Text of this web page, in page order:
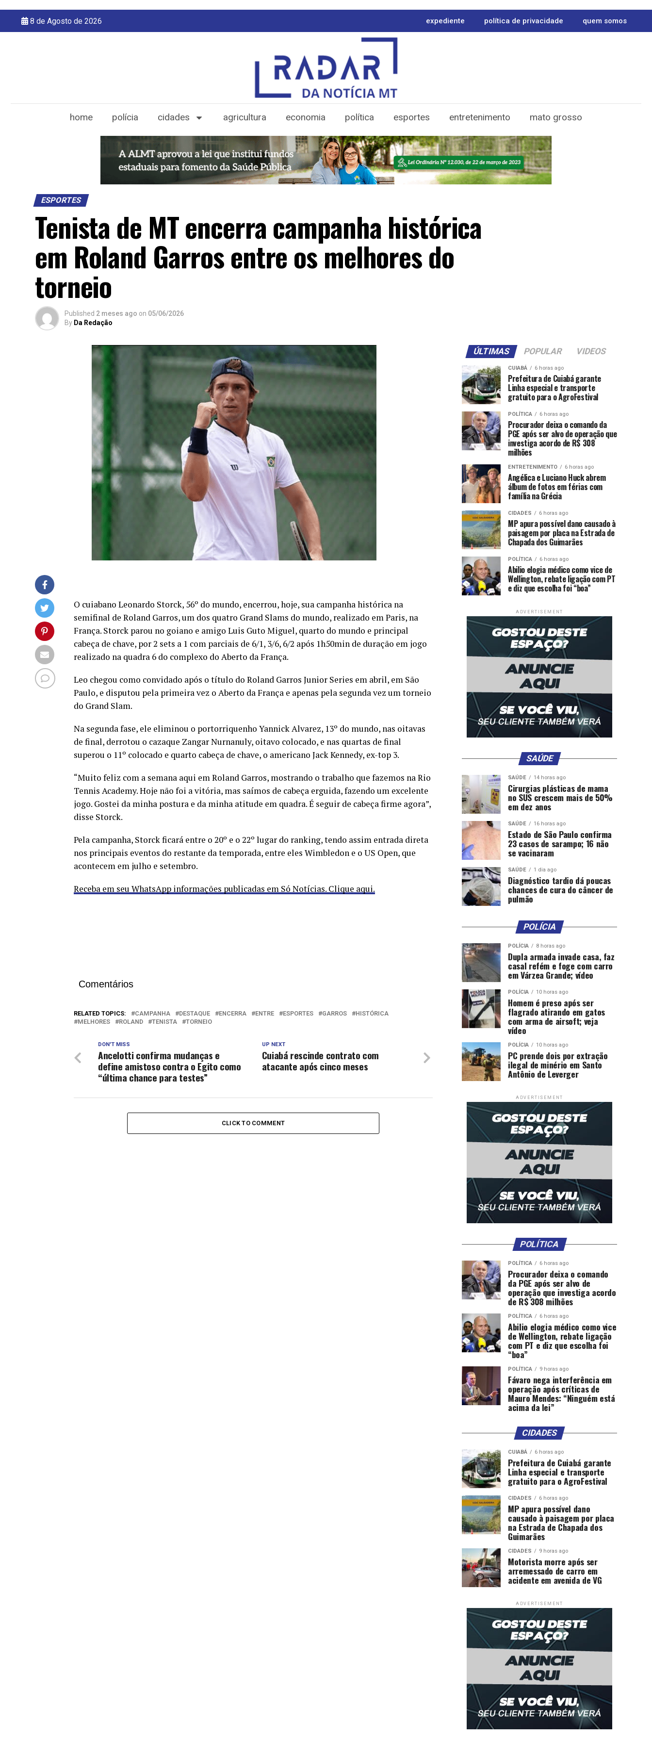
8 de Agosto de 2026 expediente política de privacidade quem somos
home polícia cidades agricultura economia política esportes entretenimento mato grosso
ESPORTES
Tenista de MT encerra campanha histórica
em Roland Garros entre os melhores do
torneio
Published 2 meses ago on 05/06/2026
By Da Redação
O cuiabano Leonardo Storck, 56º do mundo, encerrou, hoje, sua campanha histórica na
semifinal de Roland Garros, um dos quatro Grand Slams do mundo, realizado em Paris, na
França. Storck parou no goiano e amigo Luis Guto Miguel, quarto do mundo e principal
cabeça de chave, por 2 sets a 1 com parciais de 6/1, 3/6, 6/2 após 1h50min de duração em jogo
realizado na quadra 6 do complexo do Aberto da França.
Leo chegou como convidado após o título do Roland Garros Junior Series em abril, em São
Paulo, e disputou pela primeira vez o Aberto da França e apenas pela segunda vez um torneio
do Grand Slam.
Na segunda fase, ele eliminou o portorriquenho Yannick Alvarez, 13º do mundo, nas oitavas
de final, derrotou o cazaque Zangar Nurnanuly, oitavo colocado, e nas quartas de final
superou o 11º colocado e quarto cabeça de chave, o americano Jack Kennedy, ex-top 3.
“Muito feliz com a semana aqui em Roland Garros, mostrando o trabalho que fazemos na Rio
Tennis Academy. Hoje não foi a vitória, mas saímos de cabeça erguida, fazendo um excelente
jogo. Gostei da minha postura e da minha atitude em quadra. É seguir de cabeça firme agora”,
disse Storck.
Pela campanha, Storck ficará entre o 20º e o 22º lugar do ranking, tendo assim entrada direta
nos principais eventos do restante da temporada, entre eles Wimbledon e o US Open, que
acontecem em julho e setembro.
Receba em seu WhatsApp informações publicadas em Só Notícias. Clique aqui.
Comentários
RELATED TOPICS: CAMPANHA DESTAQUE ENCERRA ENTRE ESPORTES GARROS
HISTÓRICA
MELHORES
ROLAND TENISTA TORNEIO
UP NEXT
Cuiabá rescinde contrato com
atacante após cinco meses
DON'T MISS
Ancelotti confirma mudanças e
define amistoso contra o Egito como
“última chance para testes”
CLICK TO COMMENT
ÚLTIMAS POPULAR VIDEOS
CUIABÁ 6 horas ago
Prefeitura de Cuiabá garante
Linha especial e transporte
gratuito para o AgroFestival
POLÍTICA 6 horas ago
Procurador deixa o comando da
PGE após ser alvo de operação que
investiga acordo de R$ 308
milhões
ENTRETENIMENTO 6 horas ago
Angélica e Luciano Huck abrem
álbum de fotos em férias com
família na Grécia
CIDADES 6 horas ago
MP apura possível dano causado à
paisagem por placa na Estrada de
Chapada dos Guimarães
POLÍTICA 6 horas ago
Abilio elogia médico como vice de
Wellington, rebate ligação com PT
e diz que escolha foi “boa”
ADVERTISEMENT
SAÚDE
SAÚDE 14 horas ago
Cirurgias plásticas de mama
no SUS crescem mais de 50%
em dez anos
SAÚDE 16 horas ago
Estado de São Paulo confirma
23 casos de sarampo; 16 não
se vacinaram
SAÚDE 1 dia ago
Diagnóstico tardio dá poucas
chances de cura do câncer de
pulmão
POLÍCIA
POLÍCIA 8 horas ago
Dupla armada invade casa, faz
casal refém e foge com carro
em Várzea Grande; vídeo
POLÍCIA 10 horas ago
Homem é preso após ser
flagrado atirando em gatos
com arma de airsoft; veja
vídeo
POLÍCIA 10 horas ago
PC prende dois por extração
ilegal de minério em Santo
Antônio de Leverger
ADVERTISEMENT
POLÍTICA
POLÍTICA 6 horas ago
Procurador deixa o comando
da PGE após ser alvo de
operação que investiga acordo
de R$ 308 milhões
POLÍTICA 6 horas ago
Abilio elogia médico como vice
de Wellington, rebate ligação
com PT e diz que escolha foi
“boa”
POLÍTICA 9 horas ago
Fávaro nega interferência em
operação após críticas de
Mauro Mendes: “Ninguém está
acima da lei”
CIDADES
CUIABÁ 6 horas ago
Prefeitura de Cuiabá garante
Linha especial e transporte
gratuito para o AgroFestival
CIDADES 6 horas ago
MP apura possível dano
causado à paisagem por placa
na Estrada de Chapada dos
Guimarães
CIDADES 9 horas ago
Motorista morre após ser
arremessado de carro em
acidente em avenida de VG
ADVERTISEMENT